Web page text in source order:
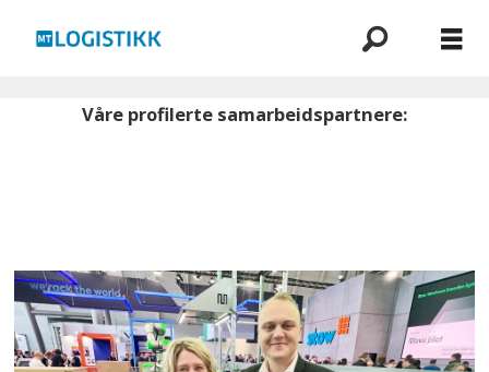
MTLogistikk.no
Våre profilerte samarbeidspartnere: